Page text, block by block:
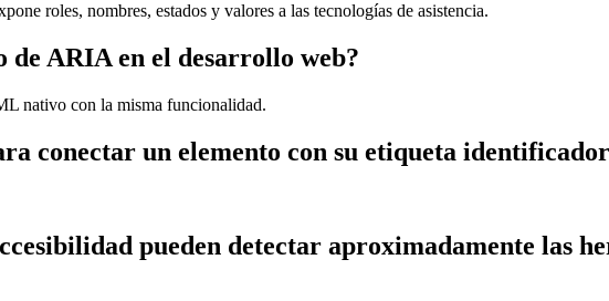
roles, nombres, estados y valores a las tecnologías de asistencia.
de ARIA en el desarrollo web?
nativo con la misma funcionalidad.
conectar un elemento con su etiqueta
pueden detectar aproximadamente las